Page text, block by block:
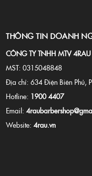
THÔNG TIN DOANH
CÔNG TY TNHH MTV 4RAU
MST: 0315048848
Địa chỉ: 634 Điện Biên Phủ,
Hotline: 1900 4407
Email:
Website: 4rau.vn